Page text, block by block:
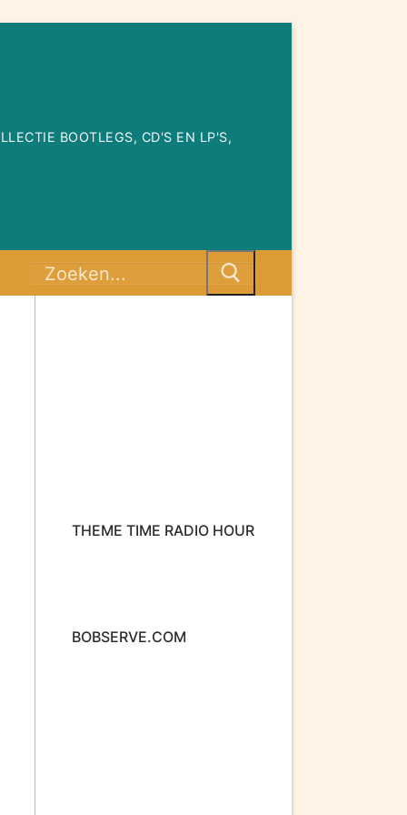
BOOTLEGS, CD'S EN LP'S,
Zoeken
info
THEME TIME RADIO HOUR
BOBSERVE.COM